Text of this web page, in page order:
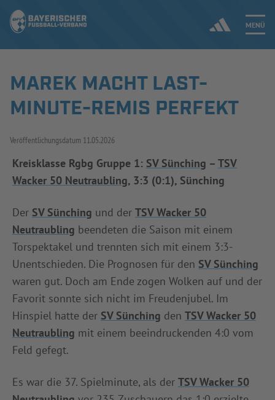
MENÜ
Jetzt einloggen
SPIELBETRIEB & VERBANDSLEBEN
AUSBILDUNG & FÖRDERUNG
DER VERBAND
SPIELPLUS
MAREK MACHT LAST-
MINUTE-REMIS PERFEKT
Veröffentlichungsdatum 11.05.2026
Kreisklasse Rgbg Gruppe 1: SV Sünching – TSV
Wacker 50 Neutraubling, 3:3 (0:1), Sünching
Der SV Sünching und der TSV Wacker 50
Neutraubling beendeten die Saison mit einem
Torspektakel und trennten sich mit einem 3:3-
Unentschieden. Die Prognosen für den SV Sünching
waren gut. Doch am Ende zogen Wolken auf und der
Favorit sonnte sich nicht im Freudenjubel. Im
Hinspiel hatte der SV Sünching den TSV Wacker 50
Neutraubling mit einem beeindruckenden 4:0 vom
Feld gefegt.
Es war die 37. Spielminute, als der TSV Wacker 50